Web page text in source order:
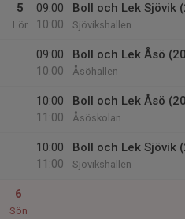
5
Lör
09:00
10:00
Boll och Lek Sjövik
Sjövikshallen
09:00
10:00
Boll och Lek Åsö
Åsöhallen
10:00
11:00
Boll och Lek Åsö
Åsöskolan
10:00
11:00
Boll och Lek Sjövik
Sjövikshallen
6
Sön